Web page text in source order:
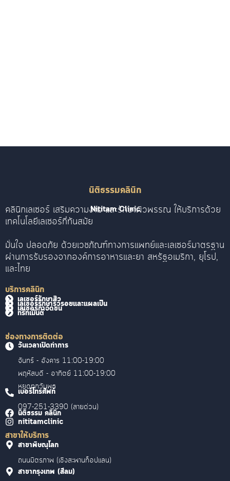
นิติธรรมคลินิก
Nititam Clinic
คลินิกเลเซอร์ เสริมความงาม และรักษาผิวพรรณ ให้บริการด้วย
เทคโนโลยีเลเซอร์ที่ทันสมัย
มั่นใจ ปลอดภัย ด้วยเวชภัณฑ์ทางการแพทย์และเลเซอร์มาตรฐาน
ผ่านการรับรองจากองค์การอาหารและยา สหรัฐอเมริกา, ยุโรป,
และไทย
บริการคลินิก
เลเซอร์รักษาสิว
เลเซอร์รักษาริ้วรอยและแผลเป็น
เลเซอร์กำจัดขน
ทรีทเม้นต์
ช่องทางการติดต่อ
วันเวลาเปิดทำการ
จันทร์ - อังคาร 11:00-19:00
พฤหัสบดี - อาทิตย์ 11:00-19:00
หยุดทุกวันพุธ
เบอร์โทรศัพท์
097-251-3390 (สายด่วน)
นิติธรรม คลินิก
nititamclinic
สาขาให้บริการ
สาขาพิษณุโลก
ถนนมิตรภาพ (เชิงสะพานท็อปแลน)
สาขากรุงเทพ (สีลม)